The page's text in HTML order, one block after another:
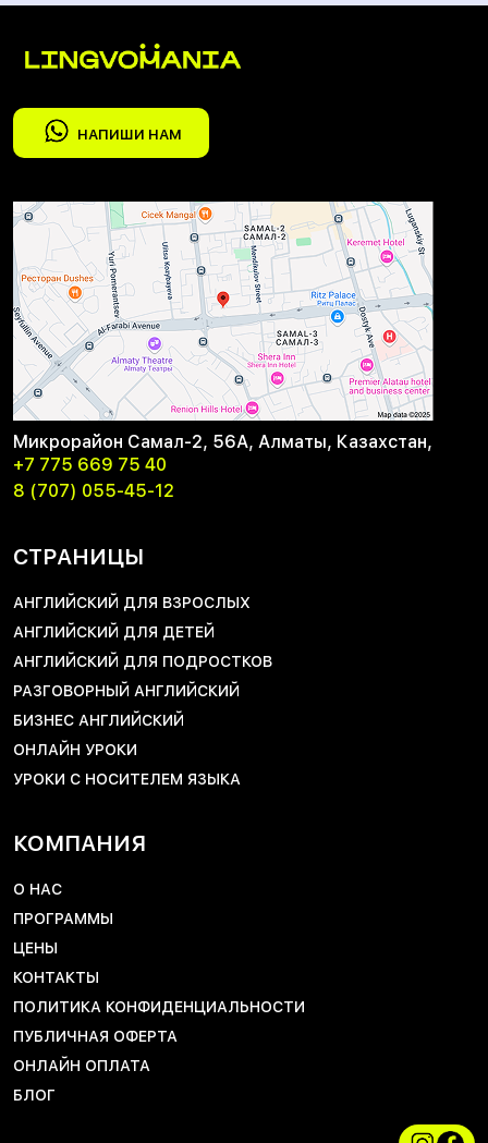
НАПИШИ НАМ
Микрорайон Самал-2, 56А, Алматы, Казахстан,
+7 775 669 75 40
8 (707) 055-45-12
СТРАНИЦЫ
АНГЛИЙСКИЙ ДЛЯ ВЗРОСЛЫХ
АНГЛИЙСКИЙ ДЛЯ ДЕТЕЙ
АНГЛИЙСКИЙ ДЛЯ ПОДРОСТКОВ
РАЗГОВОРНЫЙ АНГЛИЙСКИЙ
БИЗНЕС АНГЛИЙСКИЙ
ОНЛАЙН УРОКИ
УРОКИ С НОСИТЕЛЕМ ЯЗЫКА
КОМПАНИЯ
О НАС
ПРОГРАММЫ
ЦЕНЫ
КОНТАКТЫ
ПОЛИТИКА КОНФИДЕНЦИАЛЬНОСТИ
ПУБЛИЧНАЯ ОФЕРТА
ОНЛАЙН ОПЛАТА
БЛОГ